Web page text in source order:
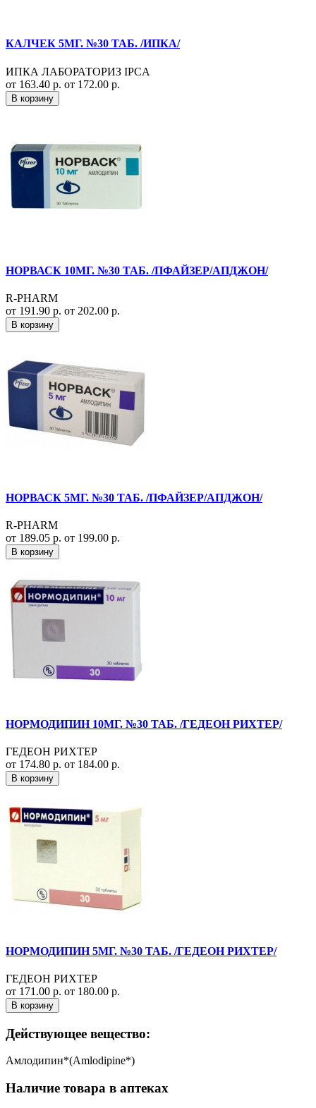
КАЛЧЕК 5МГ. №30 ТАБ. /ИПКА/
ИПКА ЛАБОРАТОРИЗ IPCA
от 163.40 р. от 172.00 р.
В корзину
НОРВАСК 10МГ. №30 ТАБ. /ПФАЙЗЕР/АПДЖОН/
R-PHARM
от 191.90 р. от 202.00 р.
В корзину
НОРВАСК 5МГ. №30 ТАБ. /ПФАЙЗЕР/АПДЖОН/
R-PHARM
от 189.05 р. от 199.00 р.
В корзину
НОРМОДИПИН 10МГ. №30 ТАБ. /ГЕДЕОН РИХТЕР/
ГЕДЕОН РИХТЕР
от 174.80 р. от 184.00 р.
В корзину
НОРМОДИПИН 5МГ. №30 ТАБ. /ГЕДЕОН РИХТЕР/
ГЕДЕОН РИХТЕР
от 171.00 р. от 180.00 р.
В корзину
Действующее вещество:
Амлодипин*(Amlodipine*)
Наличие товара в аптеках